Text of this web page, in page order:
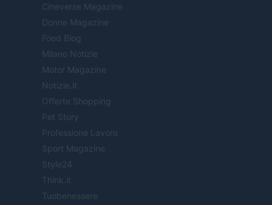
Cineverse Magazine
Donne Magazine
Food Blog
Milano Notizie
Motor Magazine
Notizie.it
Offerte Shopping
Pet Story
Professione Lavoro
Sport Magazine
Style24
Think.it
Tuobenessere